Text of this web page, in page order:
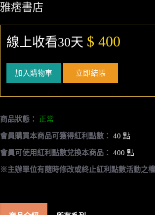
雅痞書店
線上收看30天 $ 400
加入購物車 立即結帳
商品狀態： 正常
會員購買本商品可獲得紅利點數： 40 點
會員可使用紅利點數兌換本商品： 400 點
※主辦單位有隨時修改或終止紅利點數活動之權